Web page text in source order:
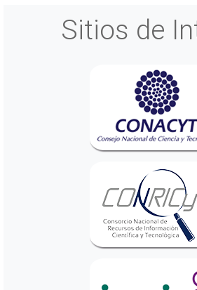
Sitios de